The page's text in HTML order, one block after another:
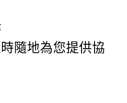
隨地為您提供協